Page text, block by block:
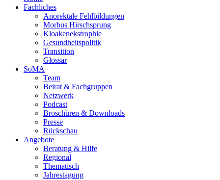
Fachliches
Anorektale Fehlbildungen
Morbus Hirschsprung
Kloakenekstrophie
Gesundheitspolitik
Transition
Glossar
SoMA
Team
Beirat & Fachgruppen
Netzwerk
Podcast
Broschüren & Downloads
Presse
Rückschau
Angebote
Beratung & Hilfe
Regional
Thematisch
Jahrestagung